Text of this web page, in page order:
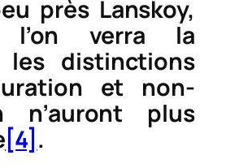
près Lanskoy,
verra la
les distinctions
et non-
n’auront plus
[4] .